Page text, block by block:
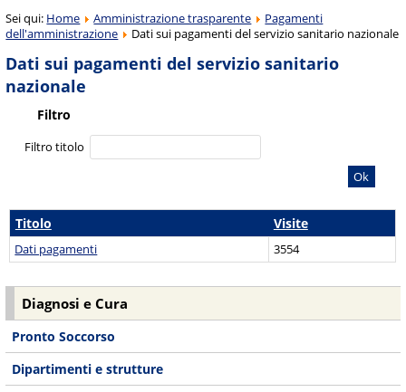
Sei qui: Home Amministrazione trasparente
Pagamenti
dell'amministrazione
Dati sui pagamenti del servizio sanitario nazionale
Dati sui pagamenti del servizio sanitario
nazionale
Filtro
Filtro titolo
Ok
Titolo Visite
Dati pagamenti 3554
Diagnosi e Cura
Pronto Soccorso
Dipartimenti e strutture